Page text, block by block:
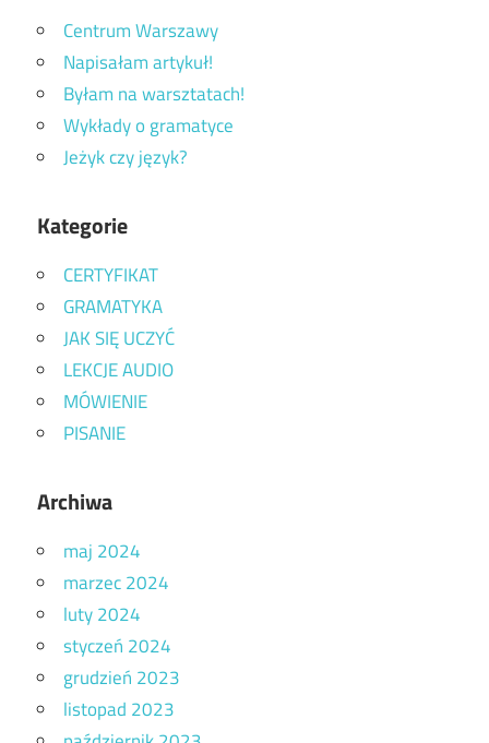
Centrum Warszawy
Napisałam artykuł!
Byłam na warsztatach!
Wykłady o gramatyce
Jeżyk czy język?
Kategorie
CERTYFIKAT
GRAMATYKA
JAK SIĘ UCZYĆ
LEKCJE AUDIO
MÓWIENIE
PISANIE
Archiwa
maj 2024
marzec 2024
luty 2024
styczeń 2024
grudzień 2023
listopad 2023